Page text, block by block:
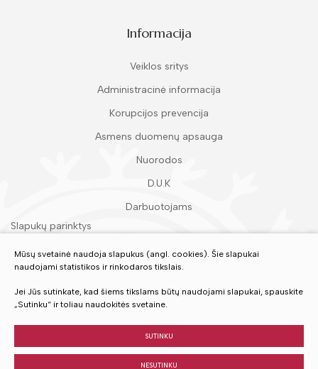
Informacija
Veiklos sritys
Administracinė informacija
Korupcijos prevencija
Asmens duomenų apsauga
Nuorodos
D.U.K
Darbuotojams
Slapukų parinktys
Įvertinkite mūsų paslaugas
Mūsų svetainė naudoja slapukus (angl. cookies). Šie slapukai
naudojami statistikos ir rinkodaros tikslais.
Jei Jūs sutinkate, kad šiems tikslams būtų naudojami slapukai, spauskite
„Sutinku“ ir toliau naudokitės svetaine.
SUTINKU
NESUTINKU